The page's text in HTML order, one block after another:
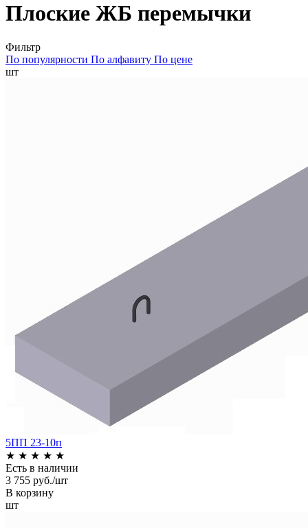
Плоские ЖБ перемычки
Фильтр
По популярности По алфавиту По цене
шт
5ПП 23-10п
★ ★ ★ ★ ★
Есть в наличии
3 755 руб./шт
В корзину
шт